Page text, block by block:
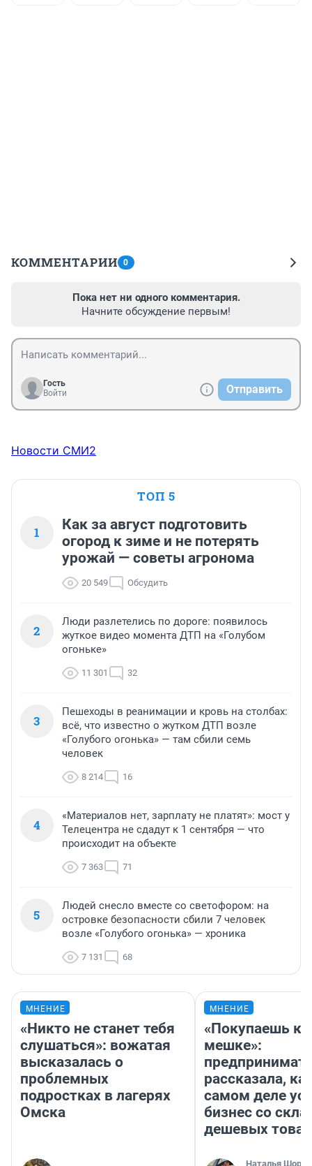
КОММЕНТАРИИ 0
Пока нет ни одного комментария.
Начните обсуждение первым!
Гость
Войти
Отправить
Новости СМИ2
ТОП 5
1
Как за август подготовить
огород к зиме и не потерять
урожай — советы агронома
20 549 Обсудить
2
Люди разлетелись по дороге: появилось
жуткое видео момента ДТП на «Голубом
огоньке»
11 301 32
3
Пешеходы в реанимации и кровь на столбах:
всё, что известно о жутком ДТП возле
«Голубого огонька» — там сбили семь
человек
8 214 16
4
«Материалов нет, зарплату не платят»: мост у
Телецентра не сдадут к 1 сентября — что
происходит на объекте
7 363 71
5
Людей снесло вместе со светофором: на
островке безопасности сбили 7 человек
возле «Голубого огонька» — хроника
7 131 68
МНЕНИЕ
«Никто не станет тебя
слушаться»: вожатая
высказалась о
проблемных
подростках в лагерях
Омска
МНЕНИЕ
«Покупаешь
мешке»:
рассказала,
самом деле
бизнес со
дешевых
Наталья